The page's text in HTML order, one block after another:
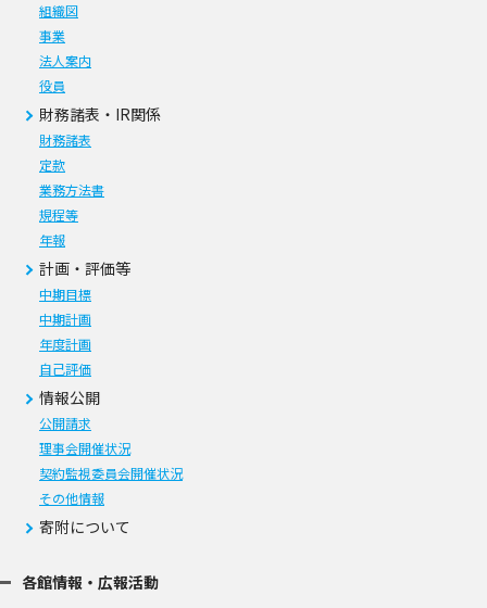
組織図
事業
法人案内
役員
財務諸表・IR関係
財務諸表
定款
業務方法書
規程等
年報
計画・評価等
中期目標
中期計画
年度計画
自己評価
情報公開
公開請求
理事会開催状況
契約監視委員会開催状況
その他情報
寄附について
各館情報・広報活動